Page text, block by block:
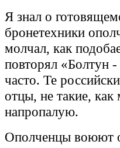
Я знал о
бронетехники
молчал, как
повторял «Болтун
часто. Те
отцы, не такие,
напропалую.
Ополченцы воюют